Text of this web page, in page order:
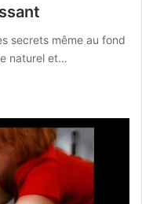
secrets même au fond
naturel et…